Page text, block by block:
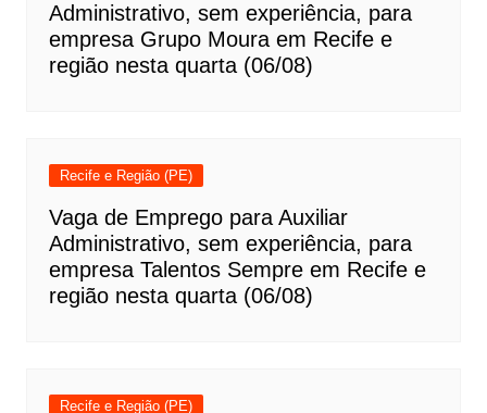
Administrativo, sem experiência, para
empresa Grupo Moura em Recife e
região nesta quarta (06/08)
Recife e Região (PE)
Vaga de Emprego para Auxiliar
Administrativo, sem experiência, para
empresa Talentos Sempre em Recife e
região nesta quarta (06/08)
Recife e Região (PE)